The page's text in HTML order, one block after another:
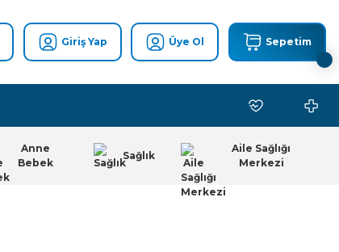
Giriş Yap Üye Ol Sepetim
Anne
Bebek
Sağlık
Aile Sağlığı
Merkezi